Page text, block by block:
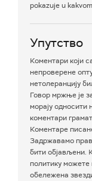
pokazuje u
Упутство
Коментари који
непроверене
нетолеранцију
Говор мржње је
морају односити
коментари
Коментаре
Задржавамо
бити објављени.
политику
обележена